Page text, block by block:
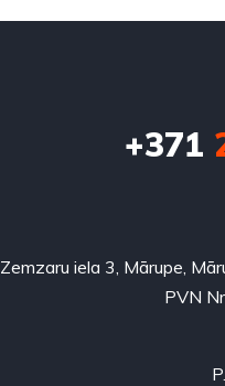
+371
Zemzaru iela 3, Mārupe,
PVN